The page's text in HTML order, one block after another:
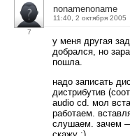
7
nonamenoname
11:40, 2 октября 2005
у меня другая
добрался, но
пошла.
надо записать
дистрибутив
audio cd. мол
работаем.
слушаем. зачем